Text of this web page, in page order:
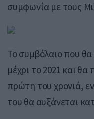
συμφωνία με τους
Το συμβόλαιο που θα
μέχρι το 2021 και
πρώτη του χρονιά,
του θα αυξάνεται